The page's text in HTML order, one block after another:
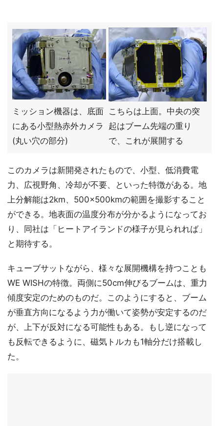
ミッション機器は、底面
にある小型熱赤外カメラ
(丸い穴の部分)
こちらは上面。中央の突
起はブーム先端の重り
で、これが展開する
このカメラは新開発されたもので、小型、低消費電
力、広視野角、冷却が不要、といった特徴がある。地
上分解能は2km、500×500kmの範囲を撮影すること
ができる。地表面の温度分布が分かるようになってお
り、同社は「ヒートアイランドの様子が見られれば」
と期待する。
キューブサットながら、様々な展開機構を持つことも
WE WISHの特徴。両側に50cm伸びるブームは、重力
傾度安定のためのものだ。このようにすると、ブーム
が垂直方向になるよう力が働いて姿勢が安定するのだ
が、上下が反対になる可能性もある。もし逆になって
も反転できるように、磁気トルカも1軸分だけ搭載し
た。